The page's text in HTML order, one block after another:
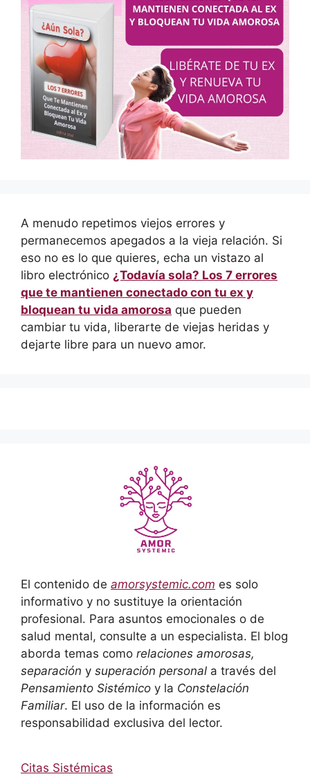
A menudo repetimos viejos errores y
permanecemos apegados a la vieja relación. Si
eso no es lo que quieres, echa un vistazo al
libro electrónico ¿Todavía sola? Los 7 errores
que te mantienen conectado con tu ex y
bloquean tu vida amorosa que pueden
cambiar tu vida, liberarte de viejas heridas y
dejarte libre para un nuevo amor.
El contenido de amorsystemic.com es solo
informativo y no sustituye la orientación
profesional. Para asuntos emocionales o de
salud mental, consulte a un especialista. El blog
aborda temas como relaciones amorosas,
separación y superación personal a través del
Pensamiento Sistémico y la Constelación
Familiar. El uso de la información es
responsabilidad exclusiva del lector.
Citas Sistémicas